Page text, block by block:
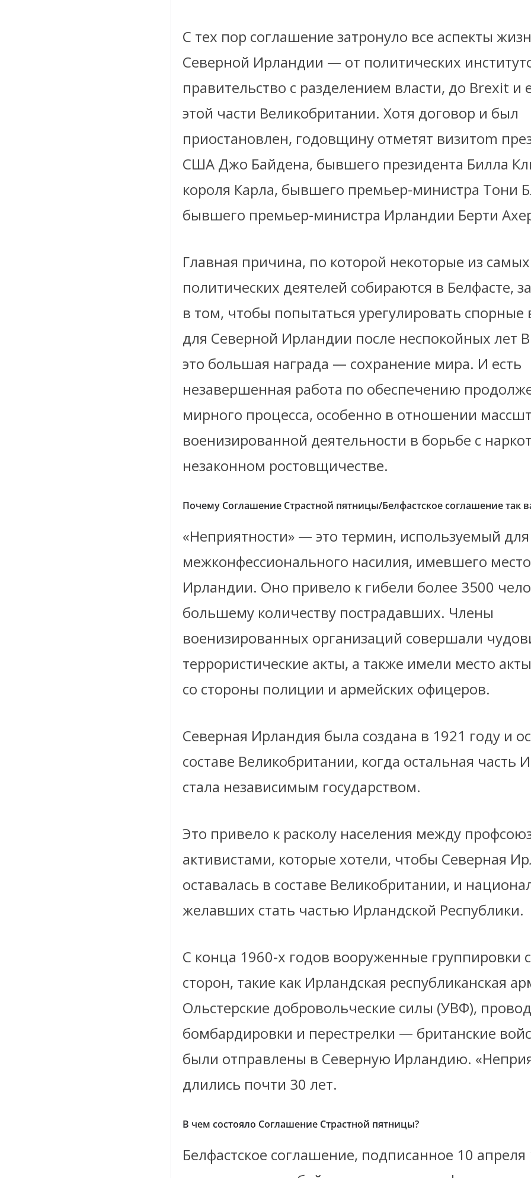
С тех пор соглашение затронуло все аспекты
Северной Ирландии — от политических
правительство с разделением власти, до Brexit и
этой части Великобритании. Хотя договор и был
приостановлен, годовщину отметят визитom
США Джо Байдена, бывшего президента Билла
короля Карла, бывшего премьер-министра Тони
бывшего премьер-министра Ирландии Берти
Главная причина, по которой некоторые из
политических деятелей собираются в Белфасте,
в том, чтобы попытаться урегулировать спорные
для Северной Ирландии после неспокойных лет
это большая награда — сохранение мира. И есть
незавершенная работа по обеспечению
мирного процесса, особенно в отношении
военизированной деятельности в борьбе с
незаконном ростовщичестве.
Почему Соглашение Страстной пятницы/Белфастское соглашение так
«Неприятности» — это термин, используемый
межконфессионального насилия, имевшего
Ирландии. Оно привело к гибели более 3500
большему количеству пострадавших. Члены
военизированных организаций совершали
террористические акты, а также имели место
со стороны полиции и армейских офицеров.
Северная Ирландия была создана в 1921 году и
составе Великобритании, когда остальная часть
стала независимым государством.
Это привело к расколу населения между
активистами, которые хотели, чтобы Северная
оставалась в составе Великобритании, и
желавших стать частью Ирландской Республики.
С конца 1960-х годов вооруженные группировки
сторон, такие как Ирландская республиканская
Ольстерские добровольческие силы (УВФ),
бомбардировки и перестрелки — британские
были отправлены в Северную Ирландию.
длились почти 30 лет.
В чем состояло Соглашение Страстной пятницы?
Белфастское соглашение, подписанное 10 апреля